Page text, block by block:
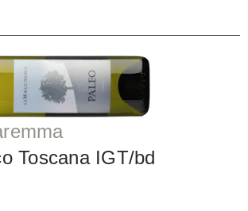
Toscana IGT/bd